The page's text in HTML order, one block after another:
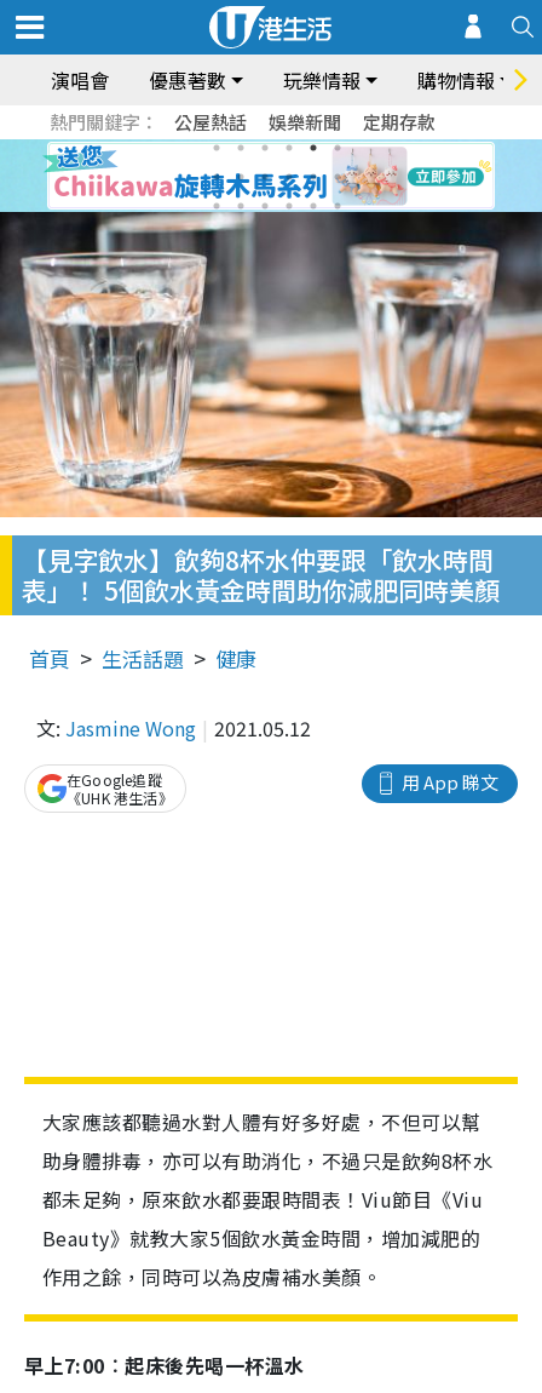
演唱會 優惠著數 玩樂情報 購物情報
熱門關鍵字： 公屋熱話 娛樂新聞 定期存款
【見字飲水】飲夠8杯水仲要跟「飲水時間
表」！ 5個飲水黃金時間助你減肥同時美顏
首頁 生活話題 健康
文: Jasmine Wong 2021.05.12
用 App 睇文
在Google追蹤
《UHK 港生活》
大家應該都聽過水對人體有好多好處，不但可以幫
助身體排毒，亦可以有助消化，不過只是飲夠8杯水
都未足夠，原來飲水都要跟時間表！Viu節目《Viu
Beauty》就教大家5個飲水黃金時間，增加減肥的
作用之餘，同時可以為皮膚補水美顏。
早上7:00︰起床後先喝一杯溫水